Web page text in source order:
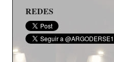
REDES